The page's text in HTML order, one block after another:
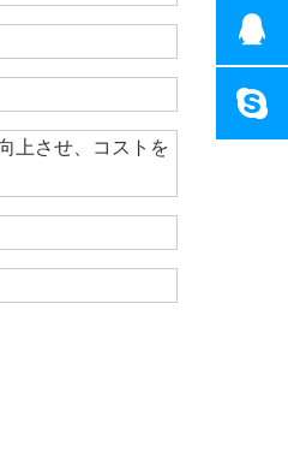
上させ、コストを